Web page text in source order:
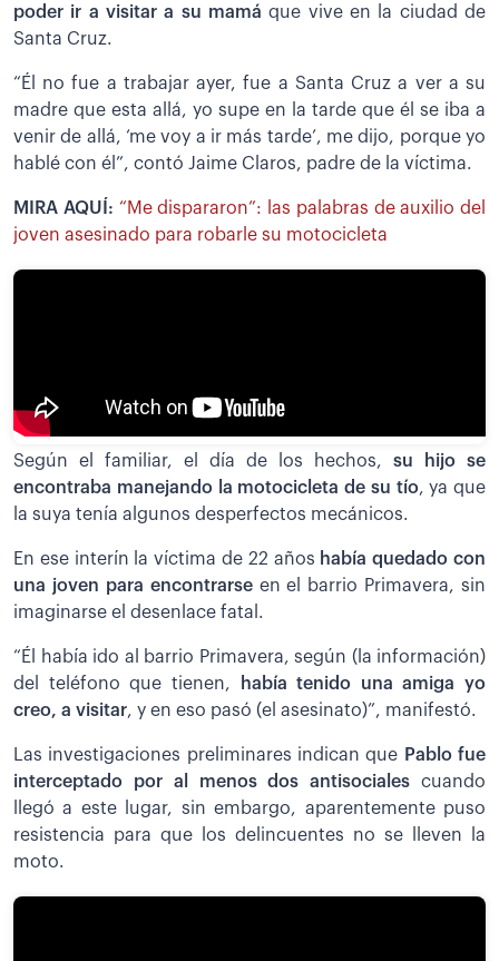
poder ir a visitar a su mamá que vive en la ciudad de
Santa Cruz.
“Él no fue a trabajar ayer, fue a Santa Cruz a ver a su
madre que esta allá, yo supe en la tarde que él se iba a
venir de allá, ‘me voy a ir más tarde’, me dijo, porque yo
hablé con él”, contó Jaime Claros, padre de la víctima.
MIRA AQUÍ: “Me dispararon”: las palabras de auxilio del
joven asesinado para robarle su motocicleta
Según el familiar, el día de los hechos, su hijo se
encontraba manejando la motocicleta de su tío, ya que
la suya tenía algunos desperfectos mecánicos.
En ese interín la víctima de 22 años había quedado con
una joven para encontrarseen el barrio Primavera, sin
imaginarse el desenlace fatal.
“Él había ido al barrio Primavera, según (la información)
del teléfono que tienen,
había tenido una amiga yo
creo, a visitar, y en eso pasó (el asesinato)”, manifestó.
Las investigaciones preliminares indican que Pablo fue
interceptado por al menos dos antisociales cuando
llegó a este lugar, sin embargo, aparentemente puso
resistencia para que los delincuentes no se lleven la
moto.